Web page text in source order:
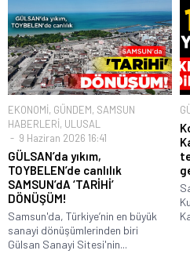
EKONOMİ, GÜNDEM, SAMSUN
HABERLERİ, ULUSAL
9 Haziran 2026 16:41
GÜLSAN’da yıkım,
TOYBELEN’de canlılık
SAMSUN’dA ‘TARİHİ’
DÖNÜŞÜM!
Samsun'da, Türkiye’nin en büyük
sanayi dönüşümlerinden biri
Gülsan Sanayi Sitesi'nin...